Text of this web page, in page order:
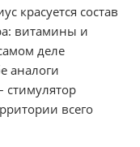
красуется состав
витамины и
деле
аналоги
всего